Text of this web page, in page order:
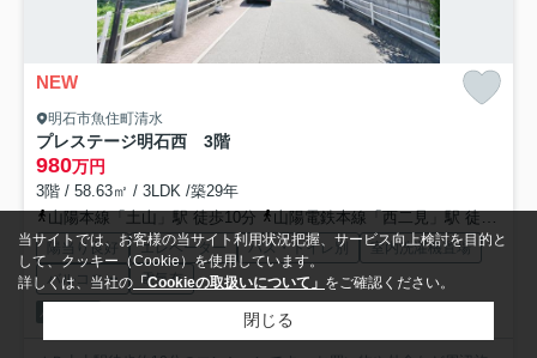
NEW
明石市魚住町清水
プレステージ明石西 3階
980万円
3階 / 58.63㎡ / 3LDK /築29年
山陽本線「土山」駅 徒歩10分
山陽電鉄本線「西二見」駅 徒歩36分
陽当り良好 エレベーター バス・トイレ別
室内洗濯機置場
バルコニー
電気有
当サイトでは、お客様の当サイト利用状況把握、サービス向上検討を目的と
して、クッキー（Cookie）を使用しています。
詳しくは、当社の 「Cookieの取扱いについて」 をご確認ください。
閉じる